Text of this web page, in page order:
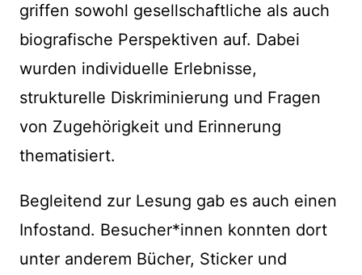
griffen sowohl gesellschaftliche als auch
biografische Perspektiven auf. Dabei
wurden individuelle Erlebnisse,
strukturelle Diskriminierung und Fragen
von Zugehörigkeit und Erinnerung
thematisiert.
Begleitend zur Lesung gab es auch einen
Infostand. Besucher*innen konnten dort
unter anderem Bücher, Sticker und